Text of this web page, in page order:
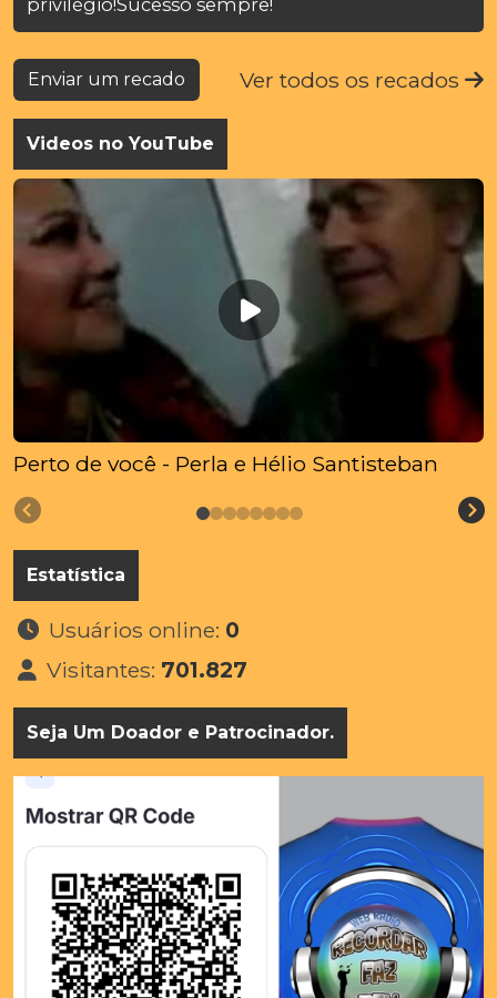
Enviar um recado Ver todos os recados
Videos no YouTube
Perto de você - Perla e Hélio Santisteban
Estatística
Usuários online: 0
Visitantes: 701.827
Seja Um Doador e Patrocinador.